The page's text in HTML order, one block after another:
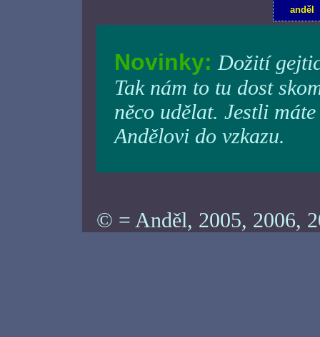
anděl
Novinky: Dožití
Tak nám to tu dost
něco udělat. Jestli
Andělovi do vzkazu.
© = Anděl, 2005, 2006,